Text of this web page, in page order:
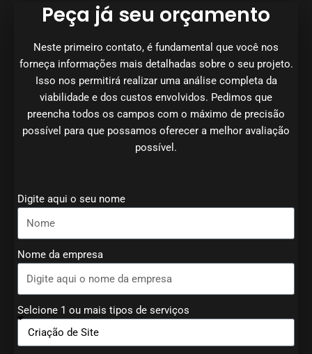
Peça já seu orçamento
Neste primeiro contato, é fundamental que você nos
forneça informações mais detalhadas sobre o seu projeto.
Isso nos permitirá realizar uma análise completa da
viabilidade e dos custos envolvidos. Pedimos que
preencha todos os campos com o máximo de precisão
possível para que possamos oferecer a melhor avaliação
possível.
Digite aqui o seu nome
Nome da empresa
Selcione 1 ou mais tipos de serviços